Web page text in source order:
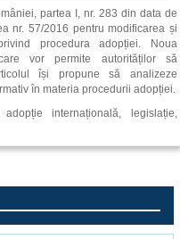
partea I, nr. 283 din data de
nr. 57/2016 pentru modificarea și
procedura adopției. Noua
vor permite autorităților să
își propune să analizeze
în materia procedurii adopției.
internațională, legislație,